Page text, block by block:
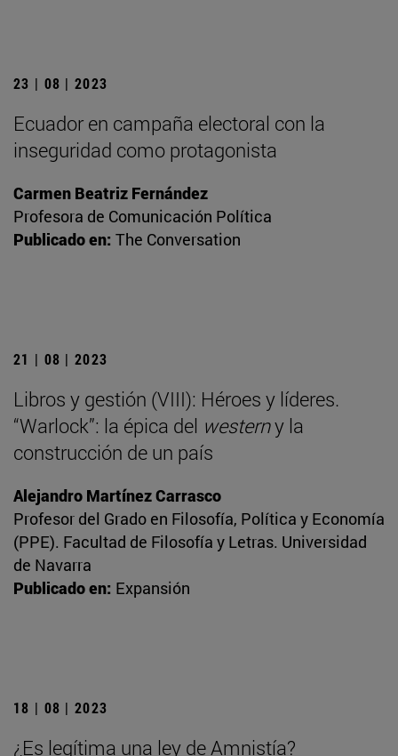
23 | 08 | 2023
Ecuador en campaña electoral con la
inseguridad como protagonista
Carmen Beatriz Fernández
Profesora de Comunicación Política
Publicado en: The Conversation
21 | 08 | 2023
Libros y gestión (VIII): Héroes y líderes.
“Warlock”: la épica del westerny la
construcción de un país
Alejandro Martínez Carrasco
Profesor del Grado en Filosofía, Política y Economía
(PPE). Facultad de Filosofía y Letras. Universidad
de Navarra
Publicado en: Expansión
18 | 08 | 2023
¿Es legítima una ley de Amnistía?